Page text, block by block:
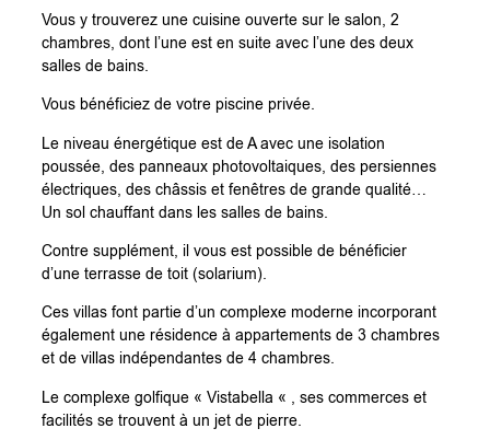
Vous y trouverez une cuisine ouverte sur le salon, 2
chambres, dont l’une est en suite avec l’une des deux
salles de bains.
Vous bénéficiez de votre piscine privée.
Le niveau énergétique est de A avec une isolation
poussée, des panneaux photovoltaiques, des persiennes
électriques, des châssis et fenêtres de grande qualité…
Un sol chauffant dans les salles de bains.
Contre supplément, il vous est possible de bénéficier
d’une terrasse de toit (solarium).
Ces villas font partie d’un complexe moderne incorporant
également une résidence à appartements de 3 chambres
et de villas indépendantes de 4 chambres.
Le complexe golfique « Vistabella « , ses commerces et
facilités se trouvent à un jet de pierre.